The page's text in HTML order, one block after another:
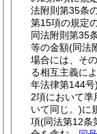
法附則第35条
第15項の規定
同法附則第35
等の金額(同法
場合には、そ
る相互主義に
年法律第144号)
2項において準
いて同じ。)に
項(同法第12条